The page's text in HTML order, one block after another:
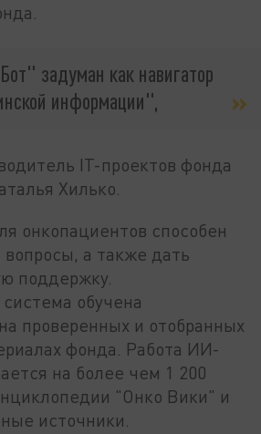
задуман как навигатор
информации",
IT-проектов фонда
Хилько.
онкопациентов способен
а также дать
поддержку.
обучена
проверенных и отобранных
фонда. Работа ИИ-
на более чем 1 200
"Онко Вики" и
источники.